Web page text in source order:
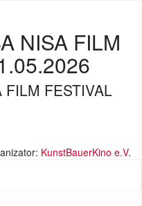
NISA FILM
FILM FESTIVAL
KunstBauerKino e.V.